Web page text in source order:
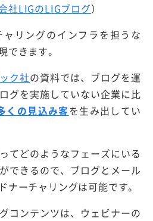
社LIGのLIGブログ）
リングのインフラを担うな
できます。
ク社の資料では、ブログを運
グを実施していない企業に比
くの見込み客を生み出してい
てどのようなフェーズにいる
できるので、ブログとメール
ナーチャリングは可能です。
コンテンツは、ウェビナーの